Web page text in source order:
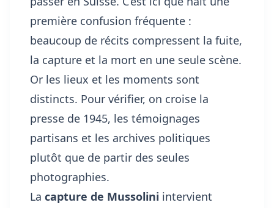
première confusion fréquente :
beaucoup de récits compressent la fuite,
la capture et la mort en une seule scène.
Or les lieux et les moments sont
distincts. Pour vérifier, on croise la
presse de 1945, les témoignages
partisans et les archives politiques
plutôt que de partir des seules
photographies.
La capture de Mussolini intervient